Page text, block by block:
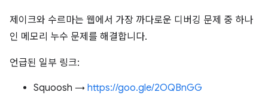
제이크와 수르마는 웹에서 가장 까다로운 디버깅 문제 중 하나
인 메모리 누수 문제를 해결합니다.
언급된 일부 링크:
Squoosh → https://goo.gle/2OQBnGG